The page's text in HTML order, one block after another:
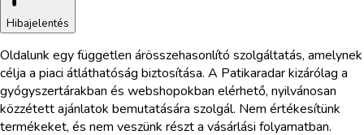
Hibajelentés
Oldalunk egy független árösszehasonlító szolgáltatás, amelynek
célja a piaci átláthatóság biztosítása. A Patikaradar kizárólag a
gyógyszertárakban és webshopokban elérhető, nyilvánosan
közzétett ajánlatok bemutatására szolgál. Nem értékesítünk
termékeket, és nem veszünk részt a vásárlási folyamatban.